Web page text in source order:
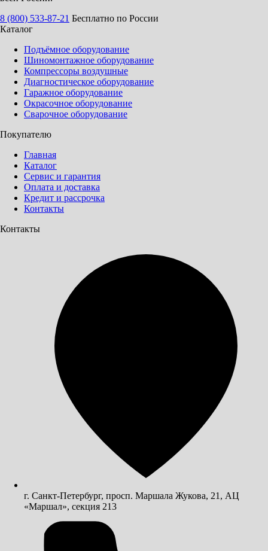
8 (800) 533-87-21 Бесплатно по России
Каталог
Подъёмное оборудование
Шиномонтажное оборудование
Компрессоры воздушные
Диагностическое оборудование
Гаражное оборудование
Окрасочное оборудование
Сварочное оборудование
Покупателю
Главная
Каталог
Сервис и гарантия
Оплата и доставка
Кредит и рассрочка
Контакты
Контакты
г. Санкт-Петербург, просп. Маршала Жукова, 21, АЦ
«Маршал», секция 213